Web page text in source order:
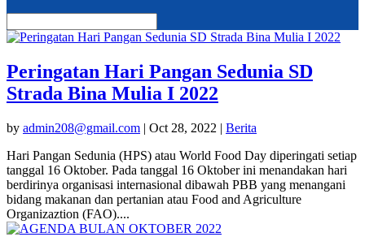
Peringatan Hari Pangan Sedunia SD
Strada Bina Mulia I 2022
by admin208@gmail.com | Oct 28, 2022 | Berita
Hari Pangan Sedunia (HPS) atau World Food Day diperingati setiap
tanggal 16 Oktober. Pada tanggal 16 Oktober ini menandakan hari
berdirinya organisasi internasional dibawah PBB yang menangani
bidang makanan dan pertanian atau Food and Agriculture
Organizaztion (FAO)....